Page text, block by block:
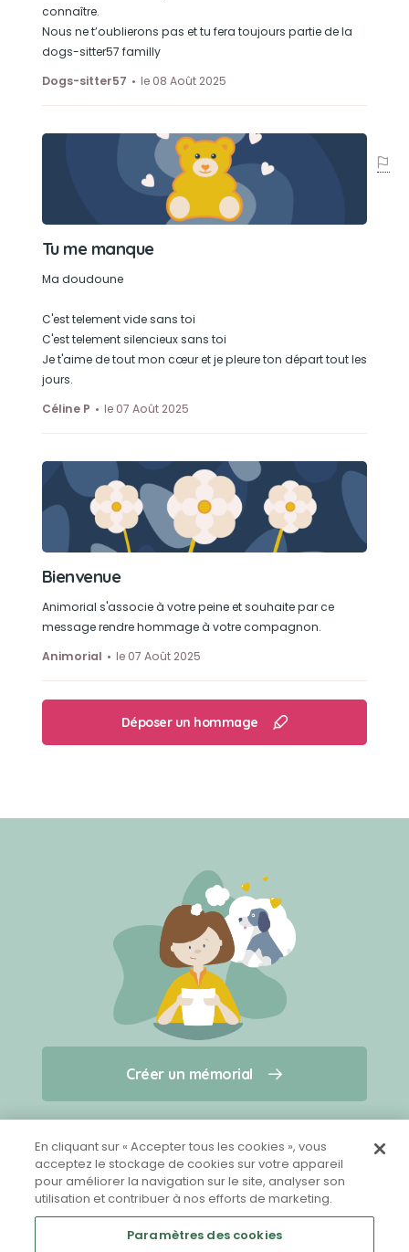
Créer un mémorial
Qui sommes-nous ?
Nous contacter
Partager sur Facebook
connaître.
Nous ne t’oublierons pas et tu fera toujours partie de la
dogs-sitter57 familly
Dogs-sitter57
le 08 Août 2025
Tu me manque
Ma doudoune
C'est telement vide sans toi
C'est telement silencieux sans toi
Je t'aime de tout mon cœur et je pleure ton départ tout les
jours.
Céline P
le 07 Août 2025
Bienvenue
Animorial s'associe à votre peine et souhaite par ce
message rendre hommage à votre compagnon.
Animorial
le 07 Août 2025
Déposer un hommage
Créer un mémorial
En cliquant sur « Accepter tous les cookies », vous
acceptez le stockage de cookies sur votre appareil
pour améliorer la navigation sur le site, analyser son
utilisation et contribuer à nos efforts de marketing.
Paramètres des cookies